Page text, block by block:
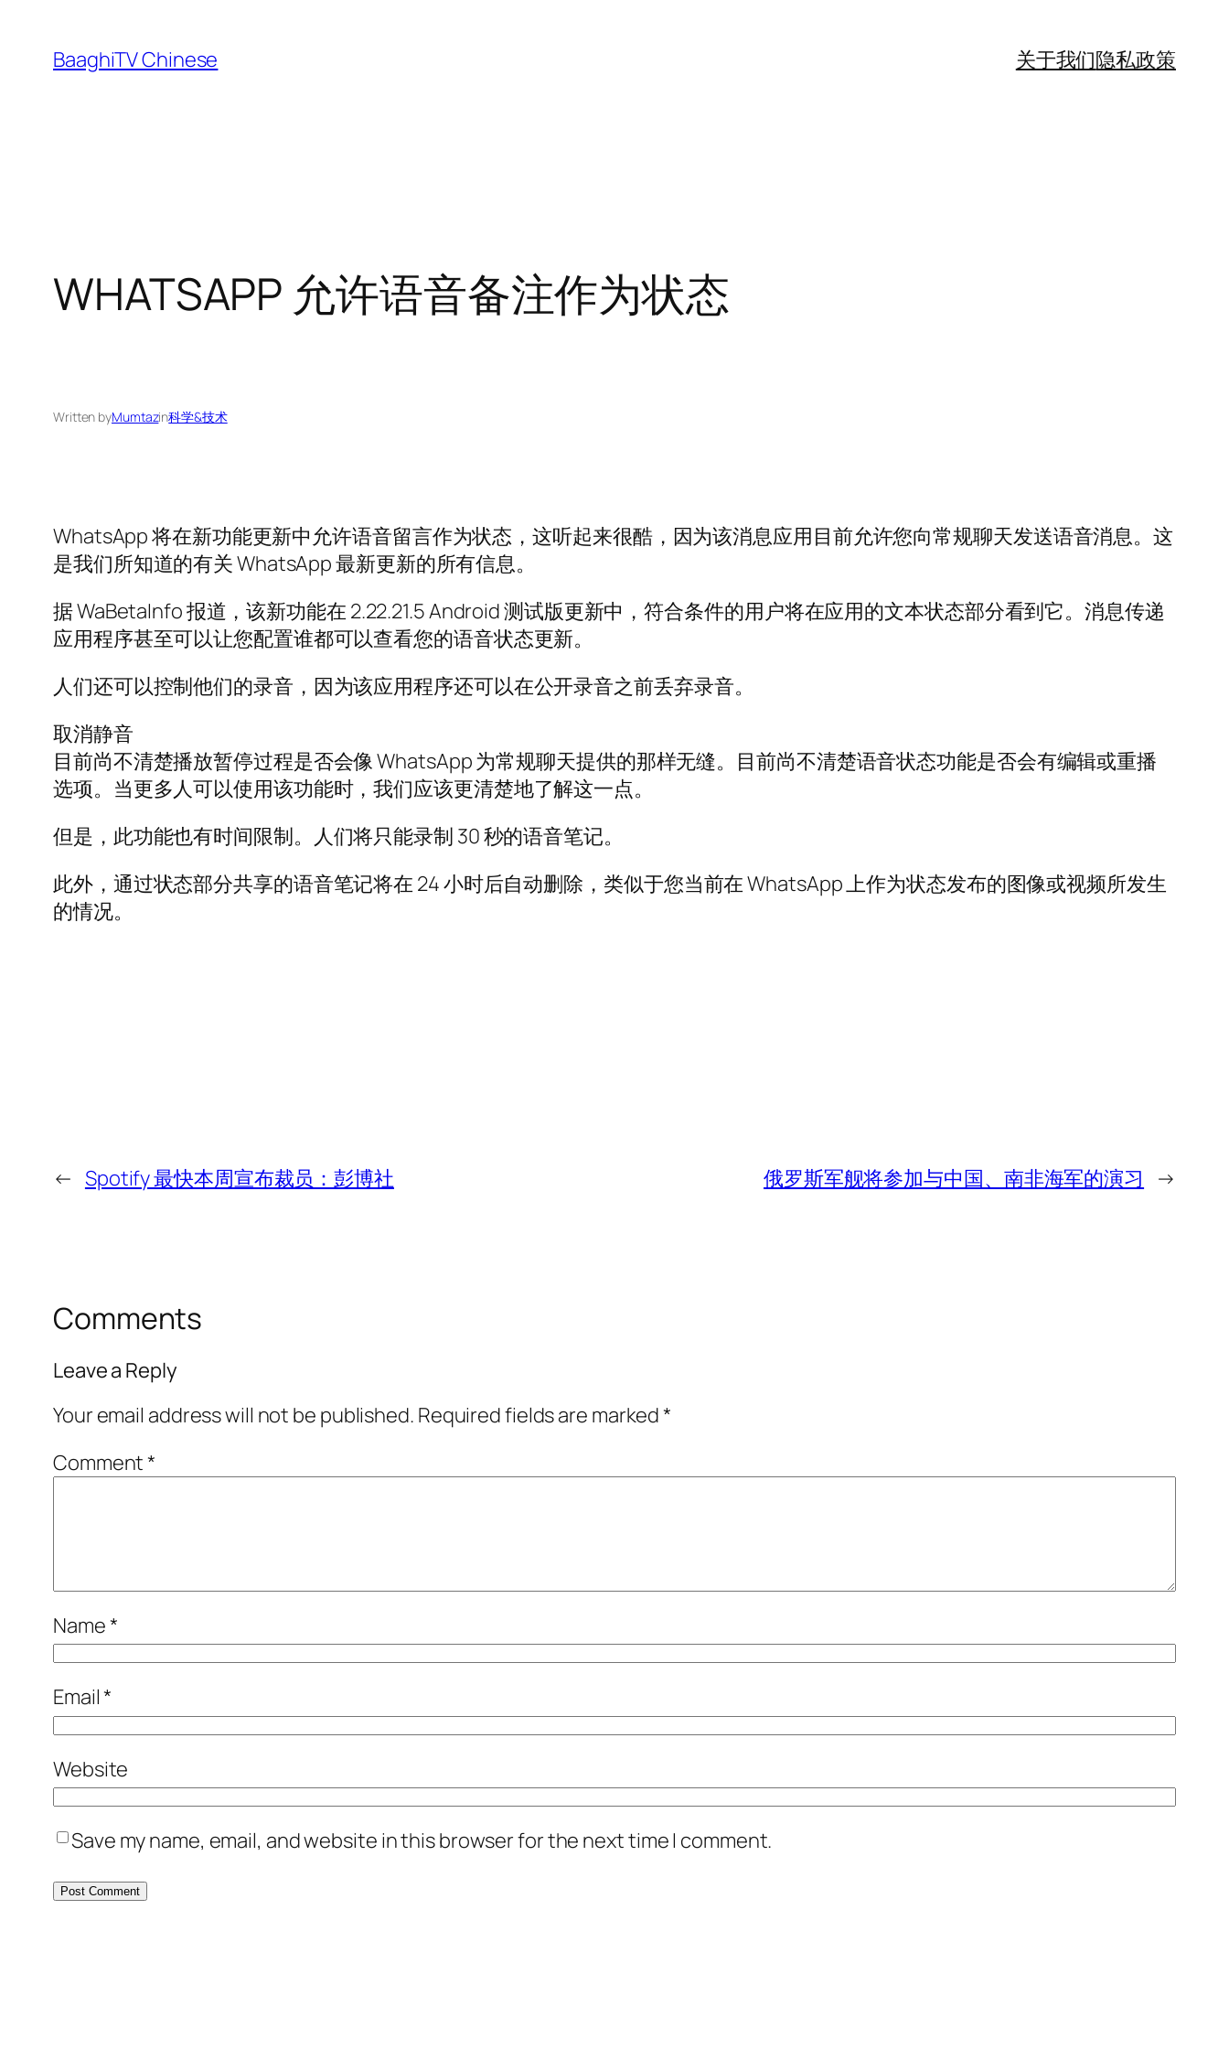
content
BaaghiTV Chinese 关于我们隐私政策
WHATSAPP 允许语音备注作为状态
Written byMumtazin科学&技术
WhatsApp 将在新功能更新中允许语音留言作为状态，这听起来很酷，因为该消息应用目前允许您向常规聊天发送语音消息。这
是我们所知道的有关 WhatsApp 最新更新的所有信息。
据 WaBetaInfo 报道，该新功能在 2.22.21.5 Android 测试版更新中，符合条件的用户将在应用的文本状态部分看到它。消息传递
应用程序甚至可以让您配置谁都可以查看您的语音状态更新。
人们还可以控制他们的录音，因为该应用程序还可以在公开录音之前丢弃录音。
取消静音
目前尚不清楚播放暂停过程是否会像 WhatsApp 为常规聊天提供的那样无缝。目前尚不清楚语音状态功能是否会有编辑或重播
选项。当更多人可以使用该功能时，我们应该更清楚地了解这一点。
但是，此功能也有时间限制。人们将只能录制 30 秒的语音笔记。
此外，通过状态部分共享的语音笔记将在 24 小时后自动删除，类似于您当前在 WhatsApp 上作为状态发布的图像或视频所发生
的情况。
← Spotify 最快本周宣布裁员：彭博社 俄罗斯军舰将参加与中国、南非海军的演习 →
Comments
Leave a Reply
Your email address will not be published. Required fields are marked*
Comment*
Name*
Email*
Website
Save my name, email, and website in this browser for the next time I comment.